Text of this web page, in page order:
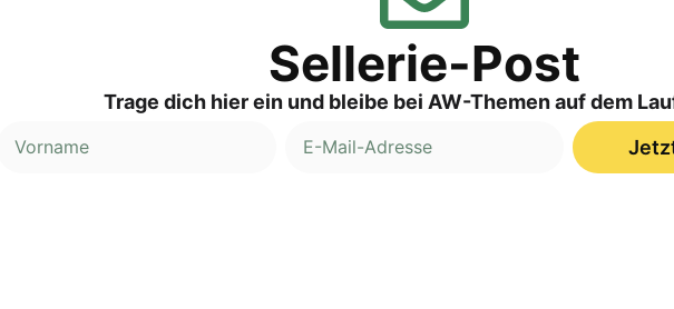
Sellerie-Post
Trage dich hier ein und bleibe bei AW-Themen auf dem